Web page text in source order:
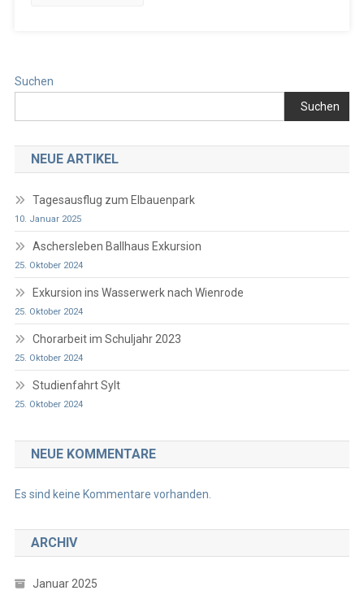
Suchen
Suchen
NEUE ARTIKEL
Tagesausflug zum Elbauenpark
10. Januar 2025
Aschersleben Ballhaus Exkursion
25. Oktober 2024
Exkursion ins Wasserwerk nach Wienrode
25. Oktober 2024
Chorarbeit im Schuljahr 2023
25. Oktober 2024
Studienfahrt Sylt
25. Oktober 2024
NEUE KOMMENTARE
Es sind keine Kommentare vorhanden.
ARCHIV
Januar 2025